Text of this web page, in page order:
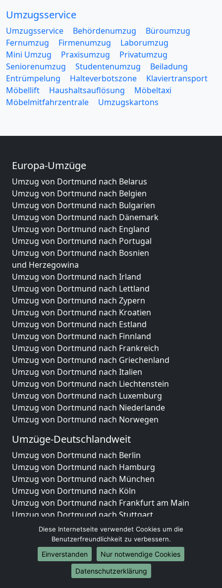
Umzugsservice
Umzugsservice Behördenumzug
Büroumzug
Fernumzug
Firmenumzug
Laborumzug
Mini Umzug
Praxisumzug
Privatumzug
Seniorenumzug
Studentenumzug
Beiladung
Entrümpelung
Halteverbotszone
Klaviertransport
Möbellift
Haushaltsauflösung
Möbeltaxi
Möbelmitfahrzentrale
Umzugskartons
Europa-Umzüge
Umzug von Dortmund nach Belarus
Umzug von Dortmund nach Belgien
Umzug von Dortmund nach Bulgarien
Umzug von Dortmund nach Dänemark
Umzug von Dortmund nach England
Umzug von Dortmund nach Portugal
Umzug von Dortmund nach Bosnien
und Herzegowina
Umzug von Dortmund nach Irland
Umzug von Dortmund nach Lettland
Umzug von Dortmund nach Zypern
Umzug von Dortmund nach Kroatien
Umzug von Dortmund nach Estland
Umzug von Dortmund nach Finnland
Umzug von Dortmund nach Frankreich
Umzug von Dortmund nach Griechenland
Umzug von Dortmund nach Italien
Umzug von Dortmund nach Liechtenstein
Umzug von Dortmund nach Luxemburg
Umzug von Dortmund nach Niederlande
Umzug von Dortmund nach Norwegen
Umzüge-Deutschlandweit
Umzug von Dortmund nach Berlin
Umzug von Dortmund nach Hamburg
Umzug von Dortmund nach München
Umzug von Dortmund nach Köln
Umzug von Dortmund nach Frankfurt am Main
Umzug von Dortmund nach Stuttgart
Umzug von Dortmund nach Düsseldorf
Umzug von Dortmund nach Leipzig
Umzug von Dortmund nach Dortmund
Umzug von Dortmund nach Essen
Umzug von Dortmund nach Bremen
Diese Internetseite verwendet Cookies um die
Benutzerfreundlichkeit zu verbessern.
Einverstanden
Nur notwendige Cookies
Datenschutzerklärung